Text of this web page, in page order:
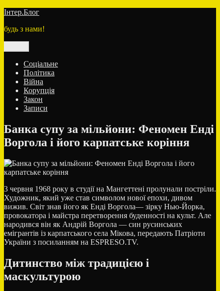
Перейти
вмісту
Інтер.Блог
будь з нами!
Соціальне
Політика
Війна
Корупція
Закон
Записи
Банка супу за мільйони: Феномен Енді
Воргола і його карпатське коріння
3 червня 1968 року в студії на Мангеттені пролунали постріли.
Художник, який уже став символом нової епохи, дивом
вижив. Світ знав його як Енді Воргола— зірку Нью-Йорка,
провокатора і майстра перетворення буденності на культ. Але
народився він як Андрій Воргола — син русинських
емігрантів із карпатського села Мікова, передають Патріоти
України з посиланням на ESPRESO.TV.
Дитинство між традицією і
маскультурою